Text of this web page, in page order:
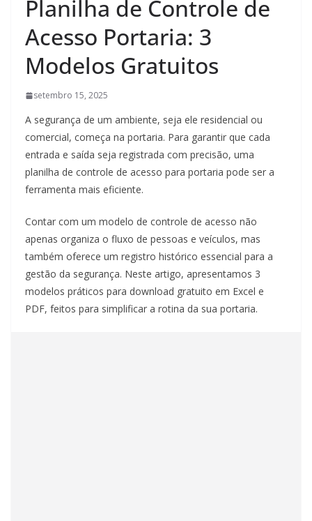
Planilha de Controle de
Acesso Portaria: 3
Modelos Gratuitos
setembro 15, 2025
A segurança de um ambiente, seja ele residencial ou
comercial, começa na portaria. Para garantir que cada
entrada e saída seja registrada com precisão, uma
planilha de controle de acesso para portaria pode ser a
ferramenta mais eficiente.
Contar com um modelo de controle de acesso não
apenas organiza o fluxo de pessoas e veículos, mas
também oferece um registro histórico essencial para a
gestão da segurança. Neste artigo, apresentamos 3
modelos práticos para download gratuito em Excel e
PDF, feitos para simplificar a rotina da sua portaria.